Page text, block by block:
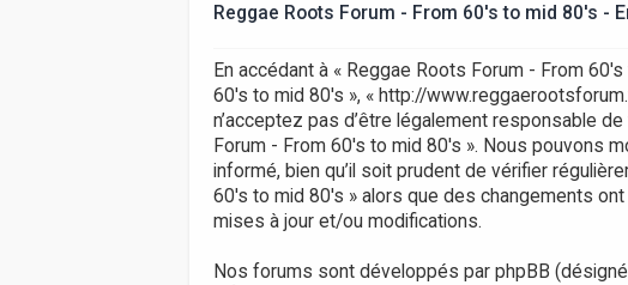
Reggae Roots Forum - From 60's to mid 80's -
En accédant à « Reggae Roots Forum - From
60's to mid 80's », « http://
n’acceptez pas d’être légalement responsable
Forum - From 60's to mid 80's ». Nous pouvons
informé, bien qu’il soit prudent de vérifier
60's to mid 80's » alors que des changements
mises à jour et/ou modifications.
Nos forums sont développés par phpBB (désigné